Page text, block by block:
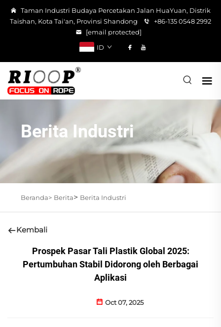
Taman Industri Budaya Percetakan Jalan HuaYuan, Distrik
Taishan, Kota Tai'an, Provinsi Shandong
+86-135 0548 2992
[email protected]
ID
Berita Industri
Beranda> Berita> Berita Industri
Kembali
Prospek Pasar Tali Plastik Global 2025:
Pertumbuhan Stabil Didorong oleh Berbagai
Aplikasi
Oct 07, 2025